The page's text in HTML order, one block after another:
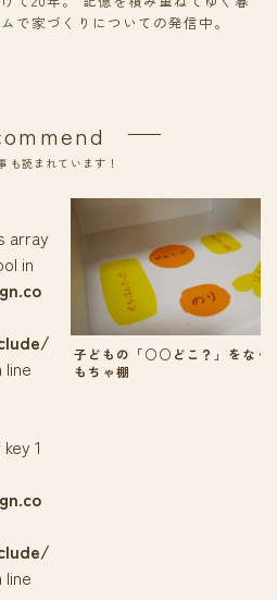
で家づくりについての発信中。
も読まれています！
array
in
line
1
line
子どもの「○○どこ？」をなく
もちゃ棚